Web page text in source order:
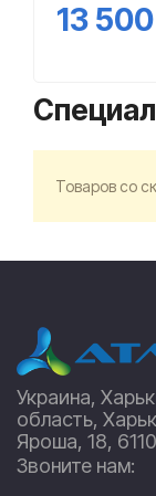
13 500
Товаров со
Украина,
область,
Яроша, 18,
Звоните нам: